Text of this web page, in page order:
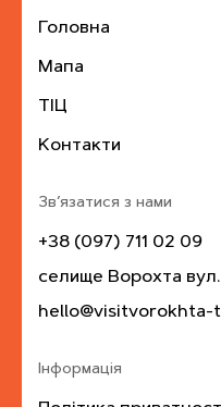
Головна
Мапа
ТІЦ
Контакти
Зв’язатися з нами
+38 (097) 711 02 09
селище Ворохта вул.
hello@visitvorokhta-
Інформація